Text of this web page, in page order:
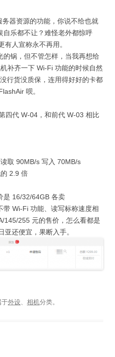
器资源的功能，你说不给也就
自乐都不让？难怪老外都惊呼
人宣称永不再用。
锅，但不管怎样，当我再想给
补齐一下 Wi-Fi 功能的时候自然
行货没质保，连用得好好的卡都
呗。
四代 W-04，和前代 W-03 相比
取 90MB/s 写入 70MB/s
2.9 倍
是 16/32/64GB 各卖
Wi-Fi 功能、读写标称速度相
145/255 元的售价，怎么看都是
还便宜，果断入手。
于外设、 相机分类。